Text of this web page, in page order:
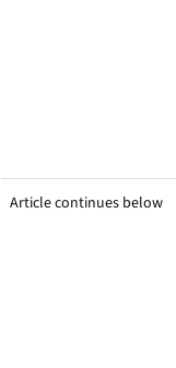
Article continues below